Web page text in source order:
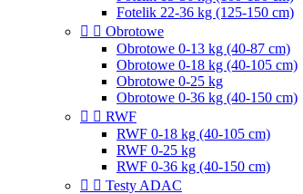
Fotelik 22-36 kg (125-150 cm)
  Obrotowe
Obrotowe 0-13 kg (40-87 cm)
Obrotowe 0-18 kg (40-105 cm)
Obrotowe 0-25 kg
Obrotowe 0-36 kg (40-150 cm)
  RWF
RWF 0-18 kg (40-105 cm)
RWF 0-25 kg
RWF 0-36 kg (40-150 cm)
  Testy ADAC